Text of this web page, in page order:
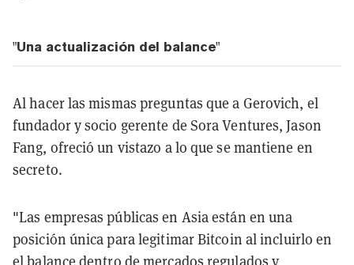
"Una actualización del balance"
Al hacer las mismas preguntas que a Gerovich, el
fundador y socio gerente de Sora Ventures, Jason
Fang, ofreció un vistazo a lo que se mantiene en
secreto.
"Las empresas públicas en Asia están en una
posición única para legitimar Bitcoin al incluirlo en
el balance dentro de mercados regulados y